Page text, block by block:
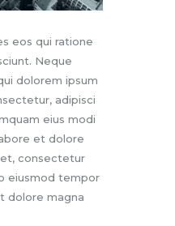
eos qui ratione
Neque
dolorem ipsum
adipisci
eius modi
et dolore
consectetur
eiusmod tempor
dolore magna